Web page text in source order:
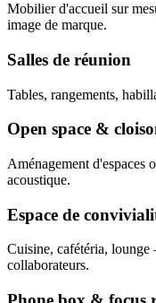
Mobilier d'accueil sur
image de marque.
Salles de réunion
Tables, rangements,
Open space &
Aménagement d'espaces
acoustique.
Espace de
Cuisine, cafétéria,
collaborateurs.